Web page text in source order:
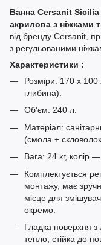
Ванна Cersanit Sicilia
акрилова з ніжками
від бренду Cersanit,
з регульованими
Характеристики :
Розміри: 170 x
глибина).
Об'єм: 240 л.
Матеріал:
(смола +
Вага: 24 кг, колір
Комплектується
монтажу, має
місце для
окремо.
Гладка поверхня
тепло, стійка до